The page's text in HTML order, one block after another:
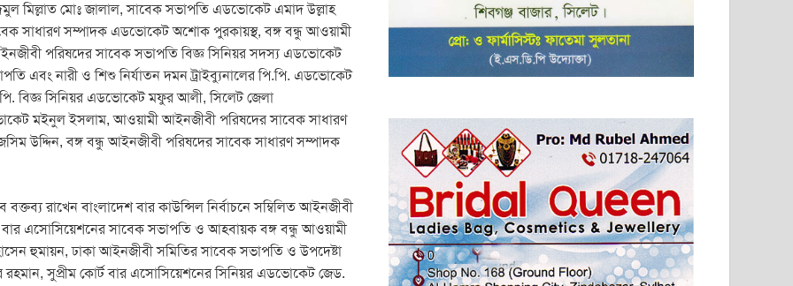
মিল্লাত মোঃ জালাল, সাবেক সভাপতি এডভোকেট এমাদ উল্লাহ
সম্পাদক এডভোকেট অশোক পুরকায়স্থ, বঙ্গ বন্ধু আওয়ামী
পরিষদের সাবেক সভাপতি বিজ্ঞ সিনিয়র সদস্য এডভোকেট
এবং নারী ও শিশু নির্যাতন দমন ট্রাইব্যুনালের পি.পি. এডভোকেট
বিজ্ঞ সিনিয়র এডভোকেট মফুর আলী, সিলেট জেলা
মইনুল ইসলাম, আওয়ামী আইনজীবী পরিষদের সাবেক সাধারণ
উদ্দিন, বঙ্গ বন্ধু আইনজীবী পরিষদের সাবেক সাধারণ সম্পাদক
রাখেন বাংলাদেশ বার কাউন্সিল নির্বাচনে সম্বিলিত আইনজীবী
বার এসোসিয়েশনের সাবেক সভাপতি ও আহবায়ক বঙ্গ বন্ধু আওয়ামী
হুমায়ন, ঢাকা আইনজীবী সমিতির সাবেক সভাপতি ও উপদেষ্টা
সুপ্রীম কোর্ট বার এসোসিয়েশনের সিনিয়র এডভোকেট জেড.